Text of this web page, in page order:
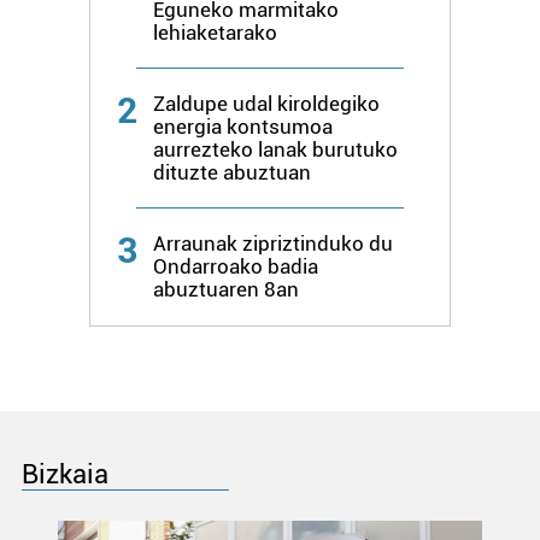
neurtzeko, jendeari buruzko informazioa biltzeko eta
Bazkide batzuek ez dizute baimenik eskatzen, eta beren
interes komertzial legitimoetan babesten dira. Ikusi gure
bazkideen zerrenda, beren ustez zein helburutarako
duten interes legitimoa eta horren aurka nola egin
dezakezun ikusteko.
Webgune honek cookie propioak eta hirugarrenen cookie-
fitxategiak erabiltzen ditu. Zure esperientzia eta
zerbitzuak hobetzeko asmoz, cookie teknologiaz
Eguneko marmitako
lehiaketarako
2
Zaldupe udal kiroldegiko
energia kontsumoa
aurrezteko lanak burutuko
dituzte abuztuan
3
Arraunak zipriztinduko du
Ondarroako badia
abuztuaren 8an
Bizkaia